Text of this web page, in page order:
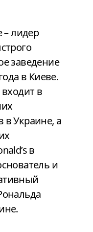
– лидер
заведение
в Киеве.
входит в
в Украине, а
в
и